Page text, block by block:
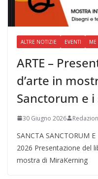
ALTRE NOTIZIE EVENTI ME
ARTE –
d’arte in
Sanctorum e i
30 Giugno 2026
SANCTA SANCTORUM
2026 Presentazione del
mostra di MiraKerning